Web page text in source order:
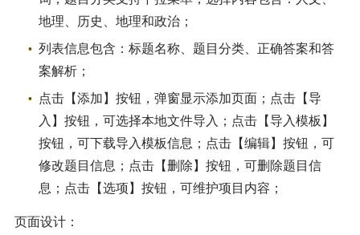
地理、历史、地理和政治；
列表信息包含：标题名称、题目分类、正确答案和答
案解析；
点击【添加】按钮，弹窗显示添加页面；点击【导
入】按钮，可选择本地文件导入；点击【导入模板】
按钮，可下载导入模板信息；点击【编辑】按钮，可
修改题目信息；点击【删除】按钮，可删除题目信
息；点击【选项】按钮，可维护项目内容；
页面设计：